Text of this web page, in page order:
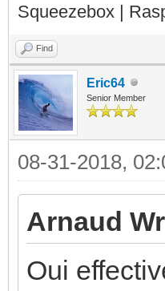
Squeezebox |
Find
Eric64
Senior Member
08-31-2018,
Arnaud
Oui